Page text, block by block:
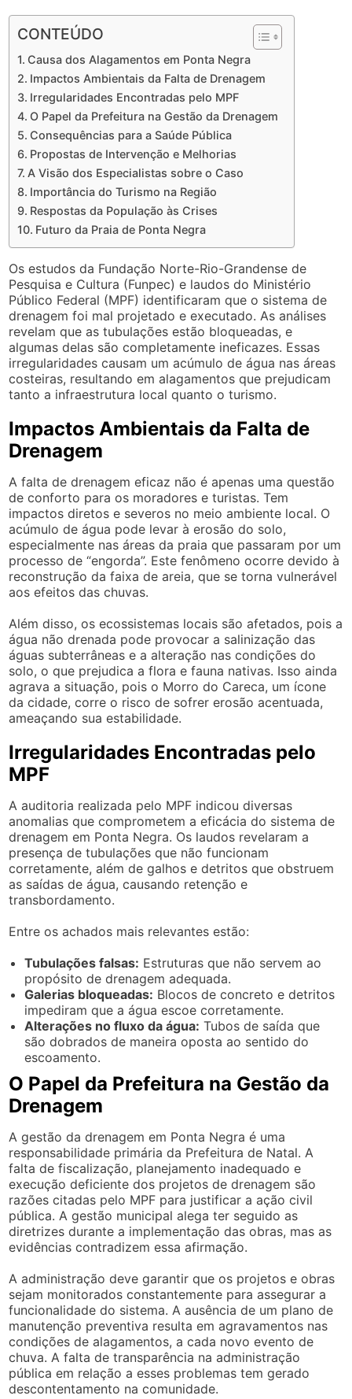
CONTEÚDO
Causa dos Alagamentos em Ponta Negra
Impactos Ambientais da Falta de Drenagem
Irregularidades Encontradas pelo MPF
O Papel da Prefeitura na Gestão da Drenagem
Consequências para a Saúde Pública
Propostas de Intervenção e Melhorias
A Visão dos Especialistas sobre o Caso
Importância do Turismo na Região
Respostas da População às Crises
Futuro da Praia de Ponta Negra
Os estudos da Fundação Norte-Rio-Grandense de
Pesquisa e Cultura (Funpec) e laudos do Ministério
Público Federal (MPF) identificaram que o sistema de
drenagem foi mal projetado e executado. As análises
revelam que as tubulações estão bloqueadas, e
algumas delas são completamente ineficazes. Essas
irregularidades causam um acúmulo de água nas áreas
costeiras, resultando em alagamentos que prejudicam
tanto a infraestrutura local quanto o turismo.
Impactos Ambientais da Falta de
Drenagem
A falta de drenagem eficaz não é apenas uma questão
de conforto para os moradores e turistas. Tem
impactos diretos e severos no meio ambiente local. O
acúmulo de água pode levar à erosão do solo,
especialmente nas áreas da praia que passaram por um
processo de “engorda”. Este fenômeno ocorre devido à
reconstrução da faixa de areia, que se torna vulnerável
aos efeitos das chuvas.
Além disso, os ecossistemas locais são afetados, pois a
água não drenada pode provocar a salinização das
águas subterrâneas e a alteração nas condições do
solo, o que prejudica a flora e fauna nativas. Isso ainda
agrava a situação, pois o Morro do Careca, um ícone
da cidade, corre o risco de sofrer erosão acentuada,
ameaçando sua estabilidade.
Irregularidades Encontradas pelo
MPF
A auditoria realizada pelo MPF indicou diversas
anomalias que comprometem a eficácia do sistema de
drenagem em Ponta Negra. Os laudos revelaram a
presença de tubulações que não funcionam
corretamente, além de galhos e detritos que obstruem
as saídas de água, causando retenção e
transbordamento.
Entre os achados mais relevantes estão:
Tubulações falsas: Estruturas que não servem ao
propósito de drenagem adequada.
Galerias bloqueadas: Blocos de concreto e detritos
impediram que a água escoe corretamente.
Alterações no fluxo da água: Tubos de saída que
são dobrados de maneira oposta ao sentido do
escoamento.
O Papel da Prefeitura na Gestão da
Drenagem
A gestão da drenagem em Ponta Negra é uma
responsabilidade primária da Prefeitura de Natal. A
falta de fiscalização, planejamento inadequado e
execução deficiente dos projetos de drenagem são
razões citadas pelo MPF para justificar a ação civil
pública. A gestão municipal alega ter seguido as
diretrizes durante a implementação das obras, mas as
evidências contradizem essa afirmação.
A administração deve garantir que os projetos e obras
sejam monitorados constantemente para assegurar a
funcionalidade do sistema. A ausência de um plano de
manutenção preventiva resulta em agravamentos nas
condições de alagamentos, a cada novo evento de
chuva. A falta de transparência na administração
pública em relação a esses problemas tem gerado
descontentamento na comunidade.